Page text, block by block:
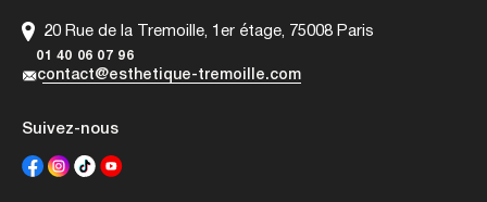
20 Rue de la Tremoille, 1er étage, 75008 Paris
01 40 06 07 96
contact@esthetique-tremoille.com
Suivez-nous